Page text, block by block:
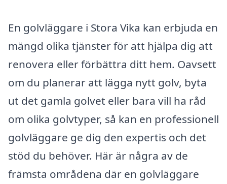
En golvläggare i Stora Vika kan erbjuda en
mängd olika tjänster för att hjälpa dig att
renovera eller förbättra ditt hem. Oavsett
om du planerar att lägga nytt golv, byta
ut det gamla golvet eller bara vill ha råd
om olika golvtyper, så kan en professionell
golvläggare ge dig den expertis och det
stöd du behöver. Här är några av de
främsta områdena där en golvläggare